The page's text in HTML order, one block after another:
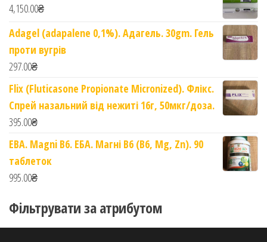
4,150.00₴
Adagel (adapalene 0,1%). Адагель. 30gm. Гель
проти вугрів
297.00₴
Flix (Fluticasone Propionate Micronized). Флікс.
Спрей назальний від нежиті 16г, 50мкг/доза.
395.00₴
EBA. Magni B6. ЕБА. Магні B6 (B6, Mg, Zn). 90
таблеток
995.00₴
Фільтрувати за атрибутом